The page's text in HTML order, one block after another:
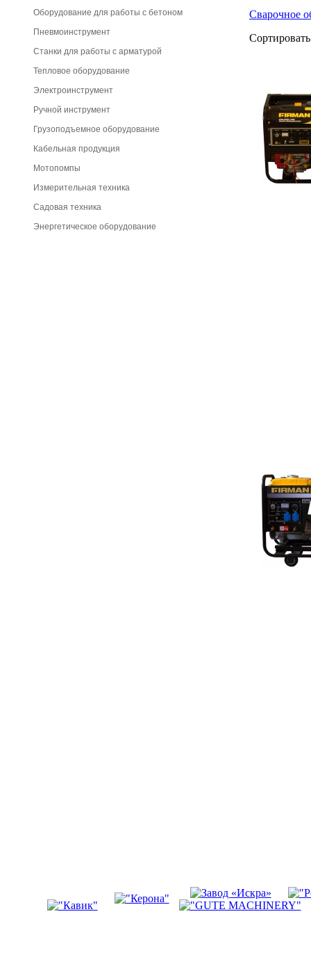
Оборудование для работы с бетоном
Пневмоинструмент
Станки для работы с арматурой
Тепловое оборудование
Электроинструмент
Ручной инструмент
Грузоподъемное оборудование
Кабельная продукция
Мотопомпы
Измерительная техника
Садовая техника
Энергетическое оборудование
Сварочное